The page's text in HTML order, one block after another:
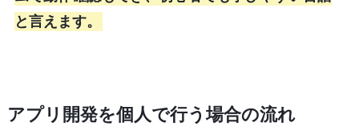
と言えます。
アプリ開発を個人で行う場合の流れ